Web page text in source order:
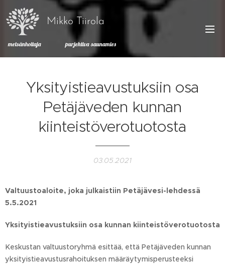
Mikko Tiirola
metsänhoitaja purjehtiva saunamies
Yksityistieavustuksiin osa
Petäjäveden kunnan
kiinteistöverotuotosta
03.05.2021
Valtuustoaloite, joka julkaistiin Petäjävesi-lehdessä
5.5.2021
Yksityistieavustuksiin osa kunnan kiinteistöverotuotosta
Keskustan valtuustoryhmä esittää, että Petäjäveden kunnan
yksityistieavustusrahoituksen määräytymisperusteeksi